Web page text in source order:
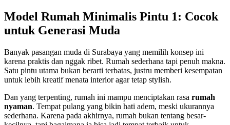
Model Rumah Minimalis Pintu 1: Cocok
untuk Generasi Muda
Banyak pasangan muda di Surabaya yang memilih konsep ini
karena praktis dan nggak ribet. Rumah sederhana tapi penuh makna.
Satu pintu utama bukan berarti terbatas, justru memberi kesempatan
untuk lebih kreatif menata interior agar tetap stylish.
Dan yang terpenting, rumah ini mampu menciptakan rasa rumah
nyaman. Tempat pulang yang bikin hati adem, meski ukurannya
sederhana. Karena pada akhirnya, rumah bukan tentang besar-